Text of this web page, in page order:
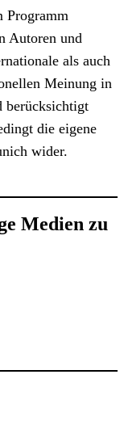
Programm
Autoren und
als auch
Meinung in
berücksichtigt
die eigene
wider.
Medien zu